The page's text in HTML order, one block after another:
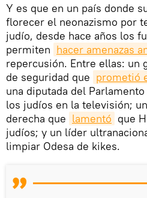
Y es que en un país donde
florecer el neonazismo por
judío, desde hace años los
permiten hacer amenazas
repercusión. Entre ellas: un
de seguridad que prometió
una diputada del Parlamento
los judíos en la televisión;
derecha que lamentó que
judíos; y un líder
limpiar Odesa de kikes.